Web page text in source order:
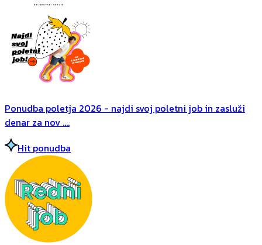
Ponudba poletja 2026 - najdi svoj poletni job in zasluži
denar za nov ....
Hit ponudba